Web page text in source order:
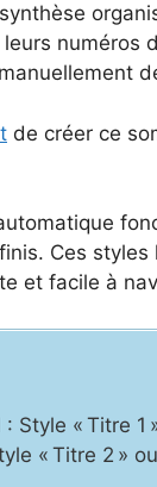
numéros
de créer ce
Ces
et facile à
Style « Titre 1
« Titre 2 »